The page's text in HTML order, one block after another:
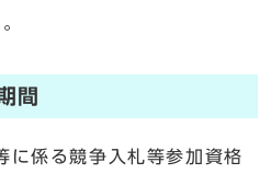
間
に係る競争入札等参加資格